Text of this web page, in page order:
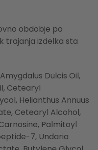
obdobje po
trajanja izdelka sta
Dulcis Oil,
Cetearyl
Helianthus Annuus
Cetearyl Alcohol,
Palmitoyl
7, Undaria